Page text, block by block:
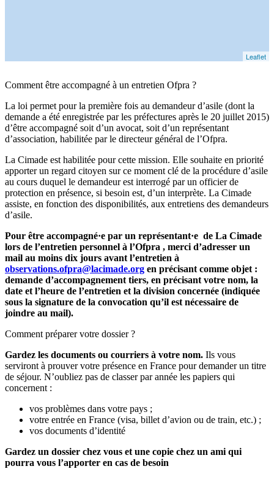
Leaflet
Comment être accompagné à un entretien Ofpra ?
La loi permet pour la première fois au demandeur d’asile (dont la
demande a été enregistrée par les préfectures après le 20 juillet 2015)
d’être accompagné soit d’un avocat, soit d’un représentant
d’association, habilitée par le directeur général de l’Ofpra.
La Cimade est habilitée pour cette mission. Elle souhaite en priorité
apporter un regard citoyen sur ce moment clé de la procédure d’asile
au cours duquel le demandeur est interrogé par un officier de
protection en présence, si besoin est, d’un interprète. La Cimade
assiste, en fonction des disponibilités, aux entretiens des demandeurs
d’asile.
Pour être accompagné·e par un représentant·e de La Cimade
lors de l’entretien personnel à l’Ofpra , merci d’adresser un
mail au moins dix jours avant l’entretien à
observations.ofpra@lacimade.org en précisant comme objet :
demande d’accompagnement tiers, en précisant votre nom, la
date et l’heure de l’entretien et la division concernée (indiquée
sous la signature de la convocation qu’il est nécessaire de
joindre au mail).
Comment préparer votre dossier ?
Gardez les documents ou courriers à votre nom. Ils vous
serviront à prouver votre présence en France pour demander un titre
de séjour. N’oubliez pas de classer par année les papiers qui
concernent :
vos problèmes dans votre pays ;
votre entrée en France (visa, billet d’avion ou de train, etc.) ;
vos documents d’identité
Gardez un dossier chez vous et une copie chez un ami qui
pourra vous l’apporter en cas de besoin